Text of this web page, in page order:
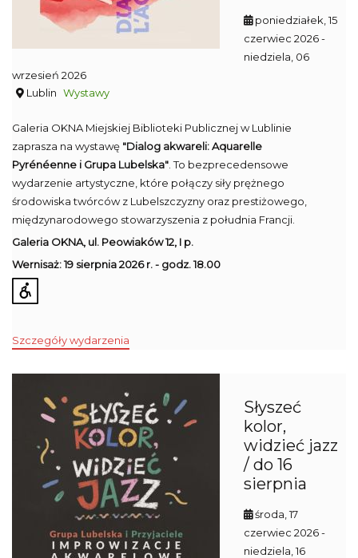
poniedziałek, 15
czerwiec 2026-
niedziela, 06
wrzesień 2026
Lublin Wystawy
Galeria OKNA Miejskiej Biblioteki Publicznej w Lublinie
zaprasza na wystawę "Dialog akwareli: Aquarelle
Pyrénéenne i Grupa Lubelska" . To bezprecedensowe
wydarzenie artystyczne, które połączy siły prężnego
środowiska twórców z Lubelszczyzny oraz prestiżowego,
międzynarodowego stowarzyszenia z południa Francji.
Galeria OKNA, ul. Peowiaków 12, I p.
Wernisaż: 19 sierpnia 2026 r. - godz. 18.00
Szczegóły wydarzenia
Słyszeć
kolor,
widzieć jazz
/ do 16
sierpnia
środa, 17
czerwiec 2026-
niedziela, 16